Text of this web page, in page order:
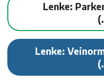
Lenke:
Lenke: